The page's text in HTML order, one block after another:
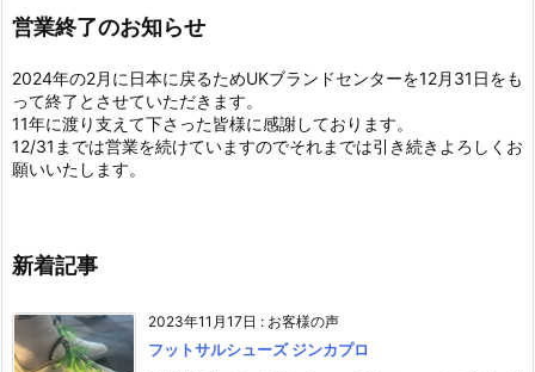
営業終了のお知らせ
2024年の2月に日本に戻るためUKブランドセンターを12月31日をも
って終了とさせていただきます。
11年に渡り支えて下さった皆様に感謝しております。
12/31までは営業を続けていますのでそれまでは引き続きよろしくお
願いいたします。
新着記事
2023年11月17日 : お客様の声
フットサルシューズ ジンカプロ